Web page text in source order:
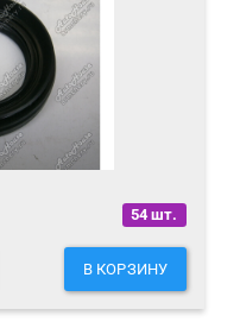
54 шт.
В КОРЗИНУ